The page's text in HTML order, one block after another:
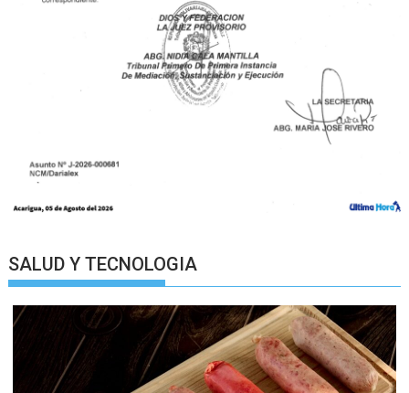
SALUD Y TECNOLOGIA